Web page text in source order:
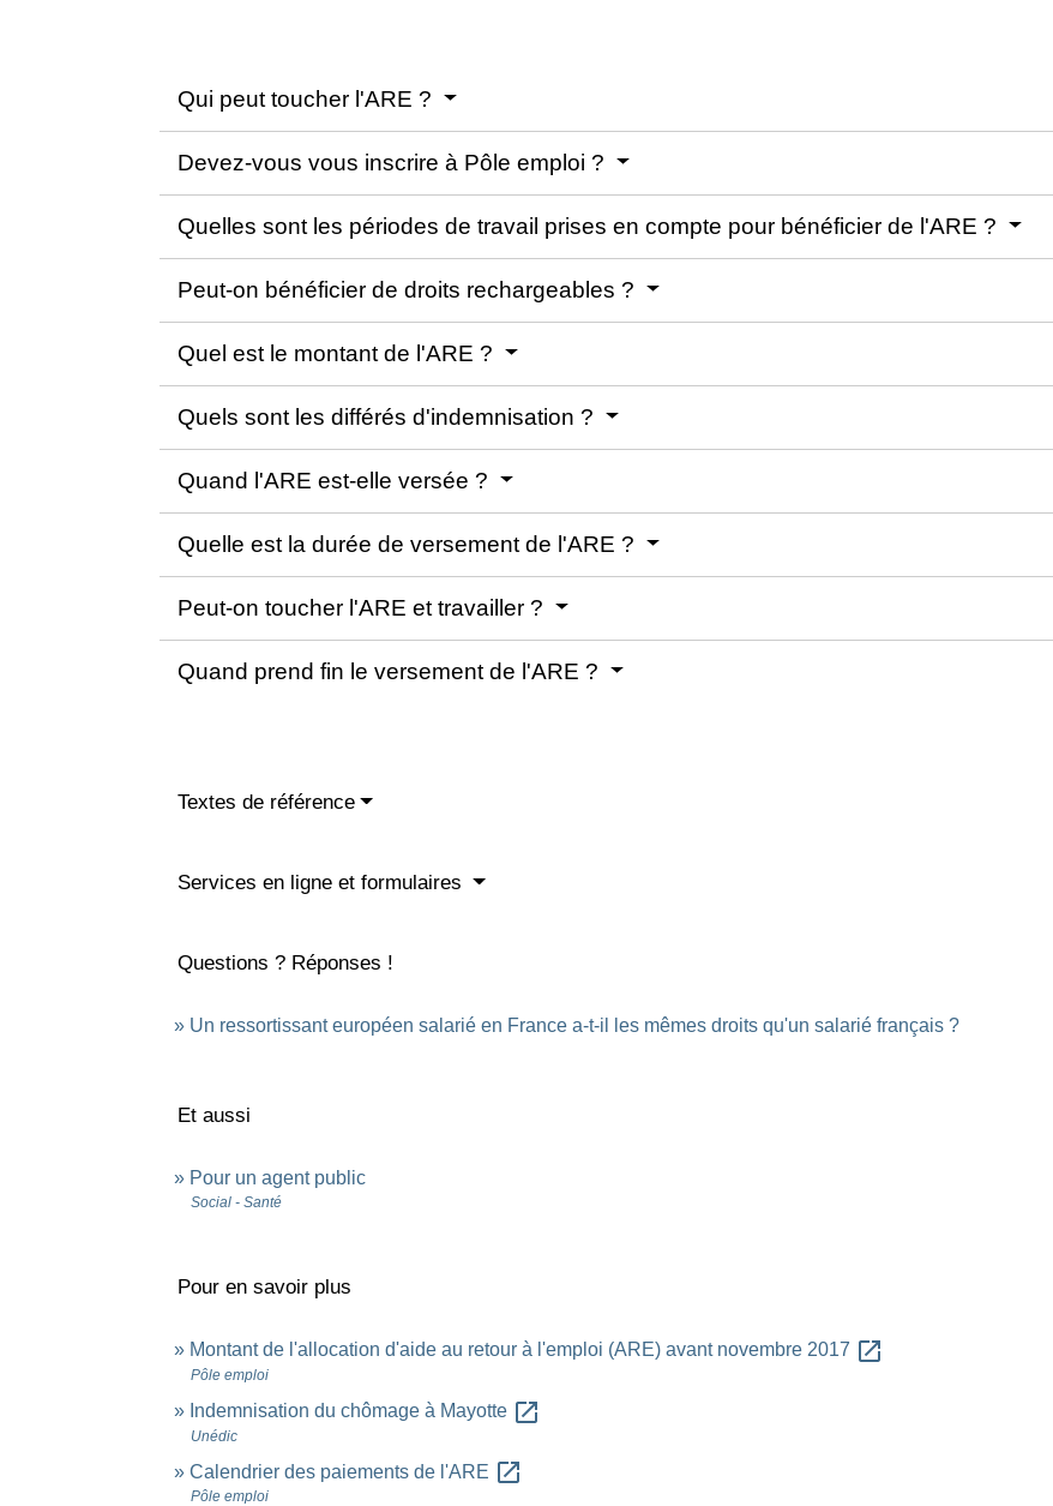
Qui peut toucher l'ARE ?
Devez-vous vous inscrire à Pôle emploi ?
Quelles sont les périodes de travail prises en compte pour bénéficier de l'ARE ?
Peut-on bénéficier de droits rechargeables ?
Quel est le montant de l'ARE ?
Quels sont les différés d'indemnisation ?
Quand l'ARE est-elle versée ?
Quelle est la durée de versement de l'ARE ?
Peut-on toucher l'ARE et travailler ?
Quand prend fin le versement de l'ARE ?
Textes de référence
Services en ligne et formulaires
Questions ? Réponses !
Un ressortissant européen salarié en France a-t-il les mêmes droits qu'un salarié français ?
Et aussi
Pour un agent public
Social - Santé
Pour en savoir plus
Montant de l'allocation d'aide au retour à l'emploi (ARE) avant novembre 2017 open_in_new
Pôle emploi
Indemnisation du chômage à Mayotte open_in_new
Unédic
Calendrier des paiements de l'ARE open_in_new
Pôle emploi